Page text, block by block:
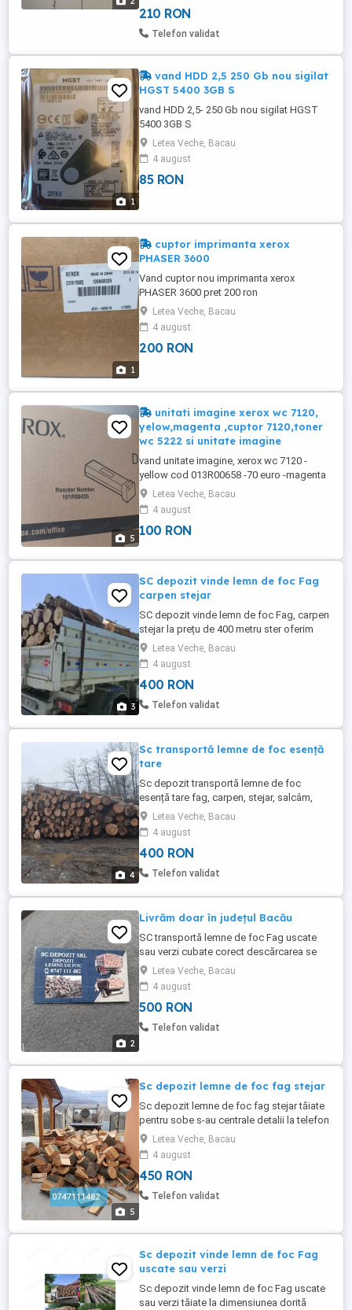
un drum asfaltat. ...
210 RON
Telefon validat
1
vand HDD 2,5 250 Gb nou sigilat
HGST 5400 3GB S
vand HDD 2,5- 250 Gb nou sigilat HGST
5400 3GB S
Letea Veche, Bacau
4 august
85 RON
1
cuptor imprimanta xerox
PHASER 3600
Vand cuptor nou imprimanta xerox
PHASER 3600 pret 200 ron
Letea Veche, Bacau
4 august
200 RON
5
unitati imagine xerox wc 7120,
yelow,magenta ,cuptor 7120,toner
wc 5222 si unitate imagine
vand unitate imagine, xerox wc 7120 -
yellow cod 013R00658 -70 euro -magenta
cod 013R00569-70 euro fuser xerox wc
7120-cod 008R13088 -150 euro unitate
imagine xerox wc 5222 cod 101 R00435-
40 euro toner xerox wc5222-20 ...
Letea Veche, Bacau
4 august
100 RON
3
SC depozit vinde lemn de foc Fag
carpen stejar
SC depozit vinde lemn de foc Fag, carpen
stejar la prețu de 400 metru ster oferim
factura și bon fiscal pentru comenzi
sunați nu răspund la mesaje
Letea Veche, Bacau
4 august
400 RON
Telefon validat
4
Sc transportă lemne de foc esență
tare
Sc depozit transportă lemne de foc
esență tare fag, carpen, stejar, salcâm,
oferim factură și bon fiscal pentru
comenzi sunați la 0 7 4 7 1 1 1 4 8 2
Letea Veche, Bacau
4 august
400 RON
Telefon validat
2
Livrăm doar în județul Bacău
SC transportă lemne de foc Fag uscate
sau verzi cubate corect descărcarea se
face manual se cubeaza la fața locului
500 metru cub
Letea Veche, Bacau
4 august
500 RON
Telefon validat
5
Sc depozit lemne de foc fag stejar
Sc depozit lemne de foc fag stejar tăiate
pentru sobe s-au centrale detalii la telefon
fac preț în funcție de cantitate mai mare
rog seriozitate preț
Letea Veche, Bacau
4 august
450 RON
Telefon validat
Sc depozit vinde lemn de foc Fag
uscate sau verzi
Sc depozit vinde lemn de foc Fag uscate
sau verzi tăiate la dimensiunea dorită